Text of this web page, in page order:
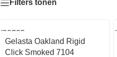
Filters tonen
Gelasta Oakland Rigid
Click Smoked 7104